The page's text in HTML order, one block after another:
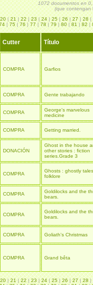
1072 documentos en
(que contengan
20|21|22|23|24|25|26|27|28|
|75|76|77|78|79|80|81|82|
Cutter Título
COMPRA Garfios
COMPRA Gente trabajando
COMPRA
George's marvelous
medicine
COMPRA Getting married.
DONACIÓN
Ghost in the house
other stories : fiction
series.Grade 3
COMPRA
Ghosts : ghostly
folklore
COMPRA
Goldilocks and the
bears.
COMPRA
Goldilocks and the
bears.
COMPRA Goliath's Christmas
COMPRA Grand bêta
20|21|22|23|24|25|26|27|28|